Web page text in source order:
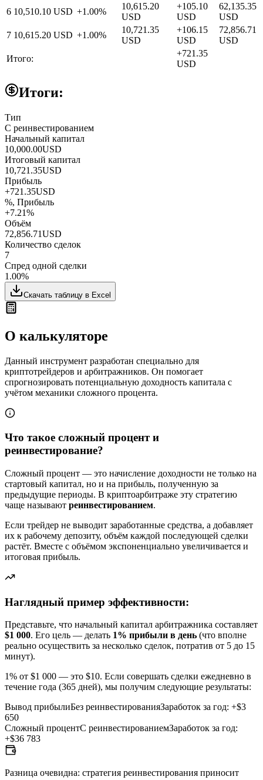
6 10,510.10 USD +1.00%
10,615.20
USD
+105.10
USD
62,135.35
USD
7 10,615.20 USD +1.00%
10,721.35
USD
+106.15
USD
72,856.71
USD
Итого:
+721.35
USD
Итоги:
Тип
С реинвестированием
Начальный капитал
10,000.00USD
Итоговый капитал
10,721.35USD
Прибыль
+721.35USD
%, Прибыль
+7.21%
Объём
72,856.71USD
Количество сделок
7
Спред одной сделки
1.00%
Скачать таблицу в Excel
О калькуляторе
Данный инструмент разработан специально для
криптотрейдеров и арбитражников. Он помогает
спрогнозировать потенциальную доходность капитала с
учётом механики сложного процента.
Что такое сложный процент и
реинвестирование?
Сложный процент — это начисление доходности не только на
стартовый капитал, но и на прибыль, полученную за
предыдущие периоды. В криптоарбитраже эту стратегию
чаще называют реинвестированием.
Если трейдер не выводит заработанные средства, а добавляет
их к рабочему депозиту, объём каждой последующей сделки
растёт. Вместе с объёмом экспоненциально увеличивается и
итоговая прибыль.
Наглядный пример эффективности:
Представьте, что начальный капитал арбитражника составляет
$1 000. Его цель — делать 1% прибыли в день (что вполне
реально осуществить за несколько сделок, потратив от 5 до 15
минут).
1% от $1 000 — это $10. Если совершать сделки ежедневно в
течение года (365 дней), мы получим следующие результаты:
Вывод прибылиБез реинвестированияЗаработок за год: +$3
650
Сложный процентС реинвестированиемЗаработок за год:
+$36 783
Разница очевидна: стратегия реинвестирования приносит